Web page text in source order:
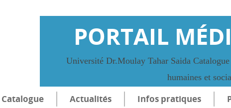
PORTAIL
Université Dr.Moulay Tahar Saida
humaines et
Catalogue Actualités Infos pratiques